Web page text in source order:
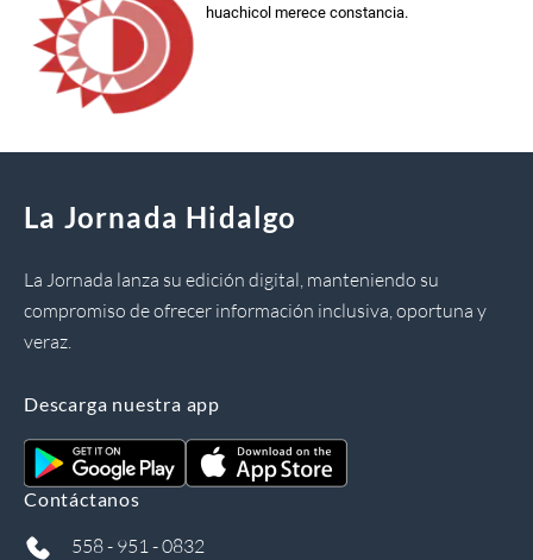
huachicol merece constancia.
La Jornada Hidalgo
La Jornada lanza su edición digital, manteniendo su
compromiso de ofrecer información inclusiva, oportuna y
veraz.
Descarga nuestra app
Contáctanos
558 - 951 - 0832